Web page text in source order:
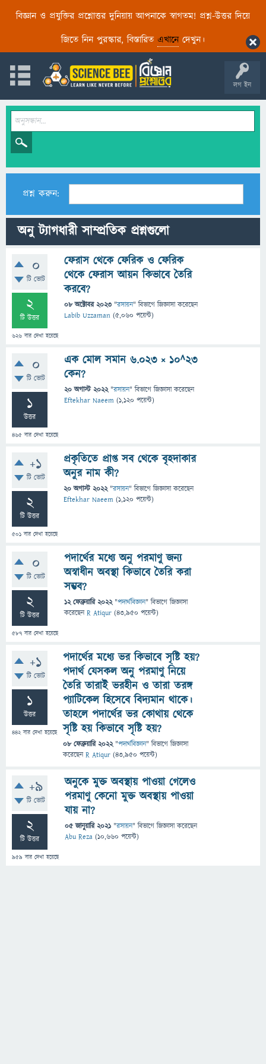
বিজ্ঞান ও প্রযুক্তির প্রশ্নোত্তর দুনিয়ায় আপনাকে স্বাগতম! প্রশ্ন-উত্তর দিয়ে
জিতে নিন পুরস্কার, বিস্তারিত এখানেদেখুন।
লগ ইন
প্রশ্ন করুন:
অনু ট্যাগধারী সাম্প্রতিক প্রশ্নগুলো
0
টি ভোট
2
টি উত্তর
626 বার দেখা হয়েছে
ফেরাস থেকে ফেরিক ও ফেরিক
থেকে ফেরাস আয়ন কিভাবে তৈরি
করবে?
08 অক্টোবর 2023 "রসায়ন" বিভাগে জিজ্ঞাসাকরেছেন
Labib Uzzaman (5,060 পয়েন্ট)
0
টি ভোট
1
উত্তর
465 বার দেখা হয়েছে
এক মোল সমান 6.023 × 10^23
কেন?
20 অগাস্ট 2022 "রসায়ন" বিভাগে জিজ্ঞাসাকরেছেন
Eftekhar Naeem (1,120 পয়েন্ট)
+1
টি ভোট
2
টি উত্তর
501 বার দেখা হয়েছে
প্রকৃতিতে প্রাপ্ত সব থেকে বৃহদাকার
অনুর নাম কী?
20 অগাস্ট 2022 "রসায়ন" বিভাগে জিজ্ঞাসাকরেছেন
Eftekhar Naeem (1,120 পয়েন্ট)
0
টি ভোট
2
টি উত্তর
587 বার দেখা হয়েছে
পদার্থের মধ্যে অনু পরমাণু জন্য
অস্বাধীন অবস্থা কিভাবে তৈরি করা
সম্ভব?
12 ফেব্রুয়ারি 2022 "পদার্থবিজ্ঞান" বিভাগে জিজ্ঞাসা
করেছেনR Atiqur (43,950 পয়েন্ট)
+1
টি ভোট
1
উত্তর
442বার দেখা হয়েছে
পদার্থের মধ্যে ভর কিভাবে সৃষ্টি হয়?
পদার্থ যেসকল অনু পরমাণু নিয়ে
তৈরি তারাই ভরহীন ও তারা তরঙ্গ
প্যাটিকেল হিসেবে বিদ্যমান থাকে।
তাহলে পদার্থের ভর কোথায় থেকে
সৃষ্টি হয় কিভাবে সৃষ্টি হয়?
08 ফেব্রুয়ারি 2022 "পদার্থবিজ্ঞান" বিভাগে জিজ্ঞাসা
করেছেনR Atiqur (43,950 পয়েন্ট)
+9
টি ভোট
2
টি উত্তর
959 বার দেখা হয়েছে
অনুকে মুক্ত অবস্থায় পাওয়া গেলেও
পরমাণু কেনো মুক্ত অবস্থায় পাওয়া
যায় না?
05 জানুয়ারি 2021 "রসায়ন" বিভাগে জিজ্ঞাসাকরেছেন
Abu Reza (10,660 পয়েন্ট)